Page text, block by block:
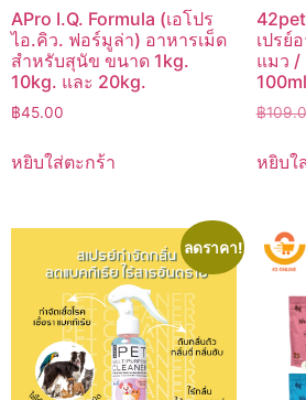
APro I.Q. Formula (เอโปร
ไอ.คิว. ฟอร์มูล่า) อาหารเม็ด
สำหรับสุนัข ขนาด 1kg.
10kg. และ 20kg.
฿45.00
หยิบใส่ตะกร้า
เปรย์
แมว /
฿
หยิบใ
ลดราคา!